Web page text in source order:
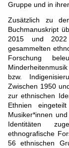
Gruppe und in
Zusätzlich zu
Buchmanuskript
2015 und
gesammelten
Forschung
bzw.
Zwischen 1950
zur ethnischen
Ethnien
Musiker*innen
Identitäten
ethnografische
56 ethnischen